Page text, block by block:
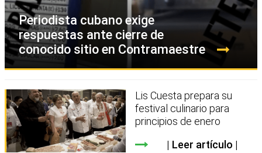
Periodista cubano exige
respuestas ante cierre de
conocido sitio en Contramaestre
Lis Cuesta prepara su
festival culinario para
principios de enero
Leer artículo